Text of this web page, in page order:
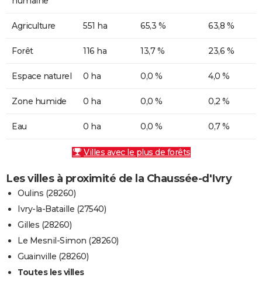
Agriculture 551 ha 65,3 % 63,8 %
Forêt 116 ha 13,7 % 23,6 %
Espace naturel 0 ha 0,0 % 4,0 %
Zone humide 0 ha 0,0 % 0,2 %
Eau 0 ha 0,0 % 0,7 %
Villes avec le plus de forêts
Les villes à proximité de la Chaussée-d'Ivry
Oulins (28260)
Ivry-la-Bataille (27540)
Gilles (28260)
Le Mesnil-Simon (28260)
Guainville (28260)
Toutes les villes